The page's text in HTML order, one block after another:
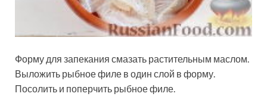
Форму для запекания смазать растительным маслом.
Выложить рыбное филе в один слой в форму.
Посолить и поперчить рыбное филе.